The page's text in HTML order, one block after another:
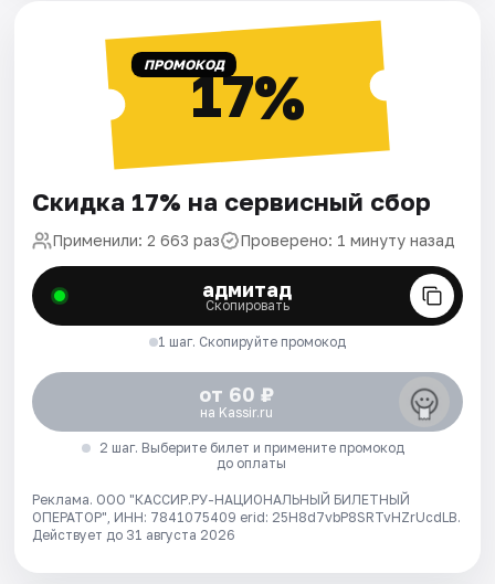
ПРОМОКОД17%
Скидка 17% на сервисный сбор
Применили: 2 663 раз Проверено: 1 минуту назад
адмитад
Скопировать
1 шаг. Скопируйте промокод
от 60 ₽
на Kassir.ru
2 шаг. Выберите билет и примените промокод
до оплаты
Реклама. ООО "КАССИР.РУ-НАЦИОНАЛЬНЫЙ БИЛЕТНЫЙ
ОПЕРАТОР", ИНН: 7841075409 erid: 25H8d7vbP8SRTvHZrUcdLB.
Действует до 31 августа 2026